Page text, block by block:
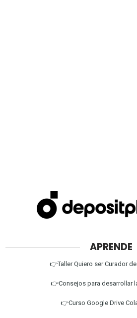
APRENDE
👉Taller Quiero ser Curador
👉Consejos para desarrollar
👉Curso Google Drive